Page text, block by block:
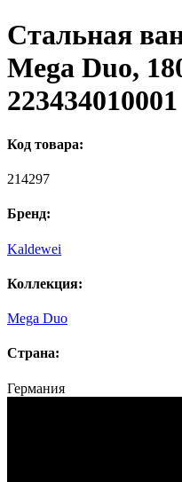
Стальная
Mega Duo,
223434010001
Код товара:
214297
Бренд:
Kaldewei
Коллекция:
Mega Duo
Страна:
Германия